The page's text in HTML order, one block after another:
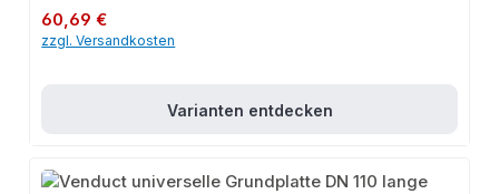
Regulärer Preis:
60,69 €
zzgl. Versandkosten
Varianten entdecken